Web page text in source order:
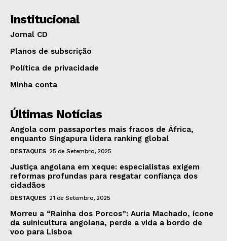
Institucional
Jornal CD
Planos de subscrição
Política de privacidade
Minha conta
Últimas Notícias
Angola com passaportes mais fracos de África,
enquanto Singapura lidera ranking global
DESTAQUES 25 de Setembro, 2025
Justiça angolana em xeque: especialistas exigem
reformas profundas para resgatar confiança dos
cidadãos
DESTAQUES 21 de Setembro, 2025
Morreu a “Rainha dos Porcos”: Auria Machado, ícone
da suinicultura angolana, perde a vida a bordo de
voo para Lisboa